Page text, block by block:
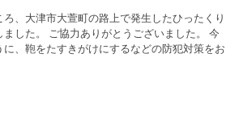
、大津市大萱町の路上で発生したひったくり
した。 ご協力ありがとうございました。 今
、鞄をたすきがけにするなどの防犯対策をお